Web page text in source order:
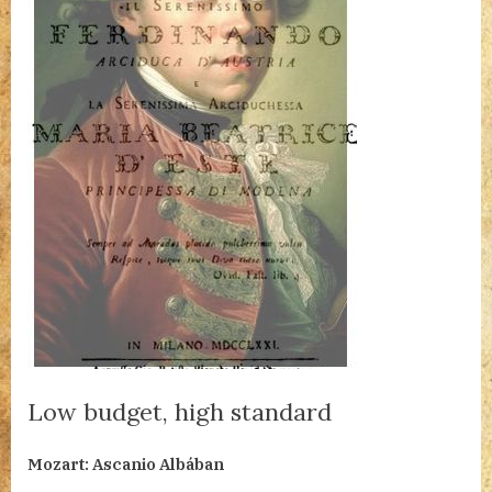
Low budget, high standard
on
Low
Mozart: Ascanio Albában